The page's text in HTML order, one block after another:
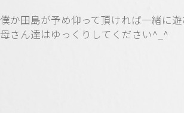
僕か田島が予め仰って頂ければ一緒に
母さん達はゆっくりしてください^_^